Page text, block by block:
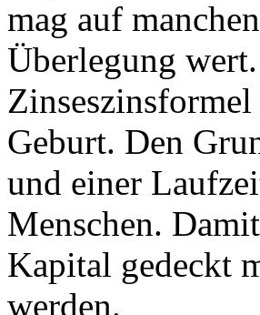
mag auf
Überlegung
Geburt. Den
und einer
Menschen.
Kapital gedeckt
werden.